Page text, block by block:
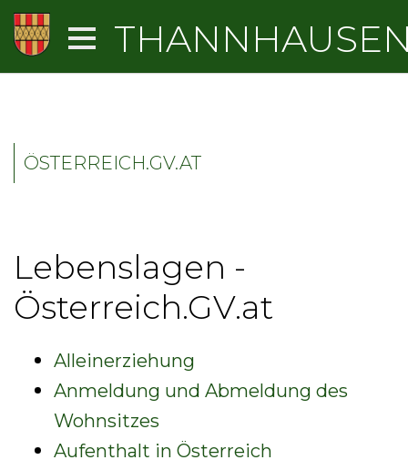
ÖSTERREICH.GV.AT
Lebenslagen -
Österreich.GV.at
Alleinerziehung
Anmeldung und Abmeldung des
Wohnsitzes
Aufenthalt in Österreich